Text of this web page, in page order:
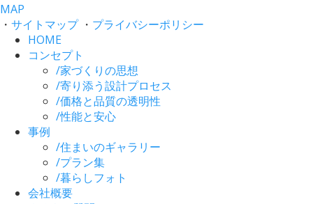
MAP
・ サイトマップ・ プライバシーポリシー
HOME
コンセプト
/家づくりの思想
/寄り添う設計プロセス
/価格と品質の透明性
/性能と安心
事例
/住まいのギャラリー
/プラン集
/暮らしフォト
会社概要